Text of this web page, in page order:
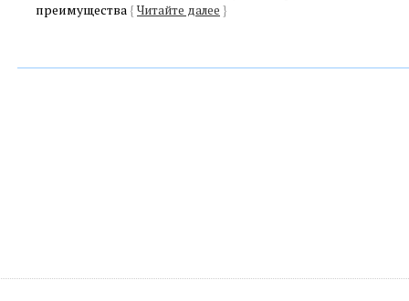
преимущества { Читайте далее }